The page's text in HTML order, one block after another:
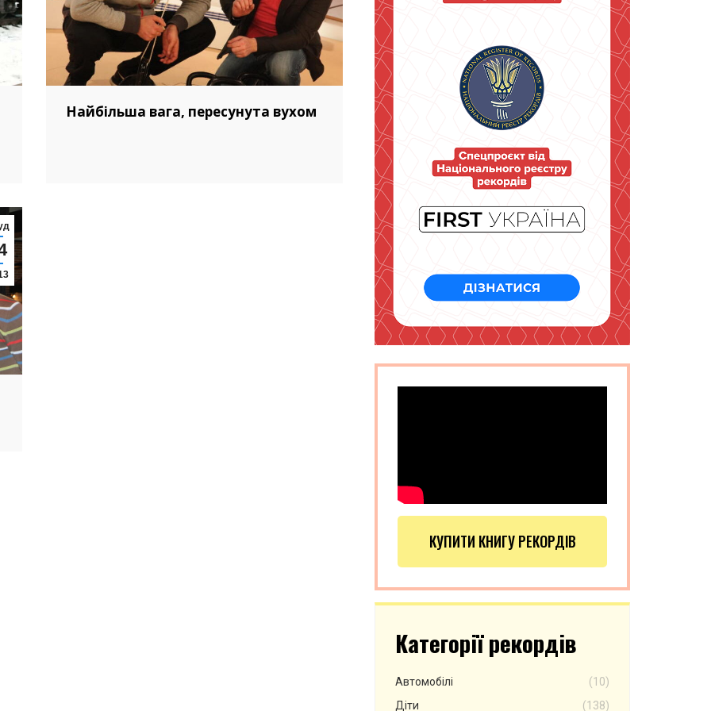
Найбільша вага, пересунута вухом
КУПИТИ КНИГУ РЕКОРДІВ
Категорії рекордів
Автомобілі
(10)
Діти
(138)